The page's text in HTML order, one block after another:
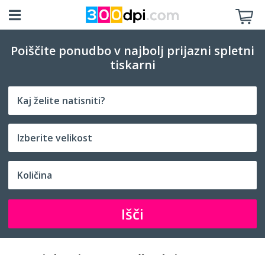
Poiščite ponudbo v najbolj prijazni spletni
tiskarni
Izberite velikost
Išči